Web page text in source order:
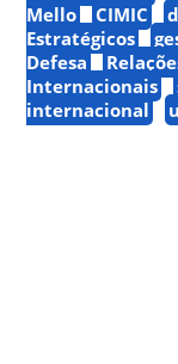
Mello
CIMIC
Estratégicos
Defesa
Internacionais
internacional